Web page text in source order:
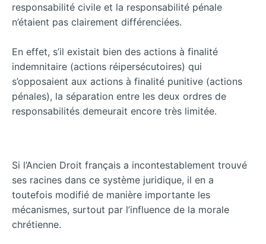
responsabilité civile et la responsabilité pénale
n’étaient pas clairement différenciées.
En effet, s’il existait bien des actions à finalité
indemnitaire (actions réipersécutoires) qui
s’opposaient aux actions à finalité punitive (actions
pénales), la séparation entre les deux ordres de
responsabilités demeurait encore très limitée.
Si l’Ancien Droit français a incontestablement trouvé
ses racines dans ce système juridique, il en a
toutefois modifié de manière importante les
mécanismes, surtout par l’influence de la morale
chrétienne.